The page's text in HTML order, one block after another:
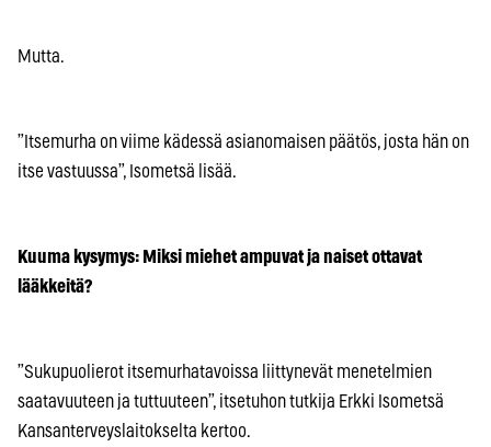
Mutta.
”Itsemurha on viime kädessä asianomaisen päätös, josta hän on
itse vastuussa”, Isometsä lisää.
Kuuma kysymys: Miksi miehet ampuvat ja naiset ottavat
lääkkeitä?
”Sukupuolierot itsemurhatavoissa liittynevät menetelmien
saatavuuteen ja tuttuuteen”, itsetuhon tutkija Erkki Isometsä
Kansanterveyslaitokselta kertoo.